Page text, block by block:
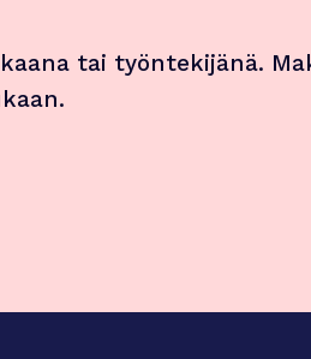
tai työntekijänä.